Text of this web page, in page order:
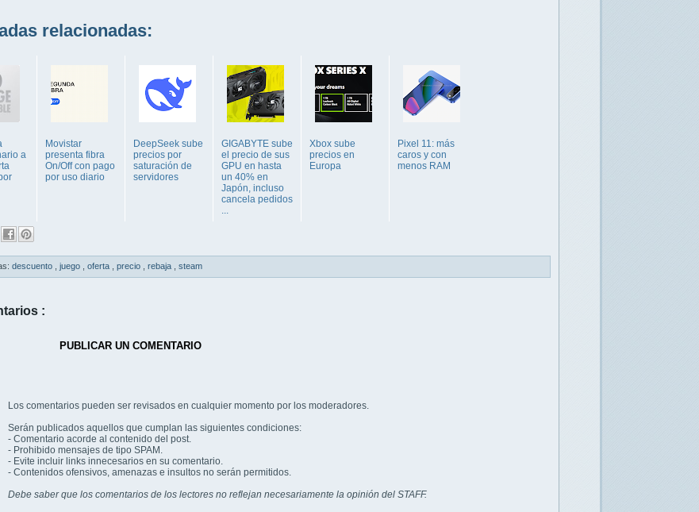
relacionadas:
a
Movistar
presenta fibra
On/Off con pago
por uso diario
DeepSeek sube
precios por
saturación de
servidores
GIGABYTE sube
el precio de sus
GPU en hasta
un 40% en
Japón, incluso
cancela pedidos
...
Xbox sube
precios en
Europa
Pixel 11: más
caros y con
menos RAM
descuento juego oferta precio rebaja steam
:
PUBLICAR UN COMENTARIO
Los comentarios pueden ser revisados en cualquier momento por los moderadores.
Serán publicados aquellos que cumplan las siguientes condiciones:
- Comentario acorde al contenido del post.
- Prohibido mensajes de tipo SPAM.
- Evite incluir links innecesarios en su comentario.
- Contenidos ofensivos, amenazas e insultos no serán permitidos.
Debe saber que los comentarios de los lectores no reflejan necesariamente la opinión del STAFF.